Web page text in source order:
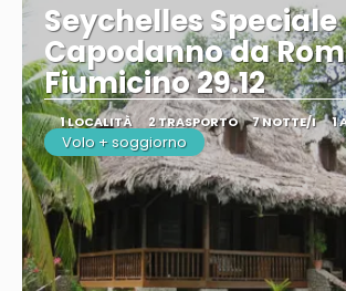
Seychelles Speciale
Capodanno da
Fiumicino 29.12
1 LOCALITÀ 2 TRASPORTO 7 NOTTE/I 1
Volo + soggiorno